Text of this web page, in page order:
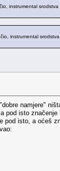
instrumental
instrumental
namjere"
isto
isto, a oćeš